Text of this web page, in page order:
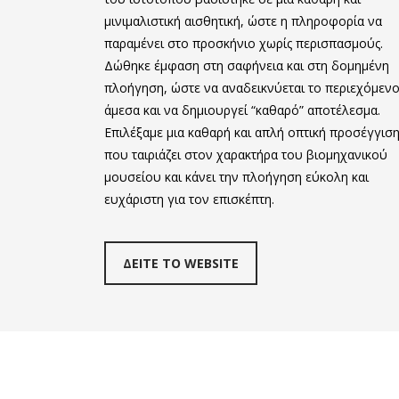
μινιμαλιστική αισθητική, ώστε η πληροφορία να
παραμένει στο προσκήνιο χωρίς περισπασμούς.
Δώθηκε έμφαση στη σαφήνεια και στη δομημένη
πλοήγηση, ώστε να αναδεικνύεται το περιεχόμενο
άμεσα και να δημιουργεί “καθαρό” αποτέλεσμα.
Επιλέξαμε μια καθαρή και απλή οπτική
που ταιριάζει στον χαρακτήρα του βιομηχανικού
μουσείου και κάνει την πλοήγηση εύκολη και
ευχάριστη για τον επισκέπτη.
ΔΕΙΤΕ ΤΟ WEBSITE